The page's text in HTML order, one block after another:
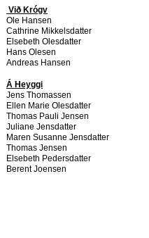
Við Krógv
Ole Hansen
Cathrine Mikkelsdatter
Elsebeth Olesdatter
Hans Olesen
Andreas Hansen
Á Heyggi
Jens Thomassen
Ellen Marie Olesdatter
Thomas Pauli Jensen
Juliane Jensdatter
Maren Susanne Jensdatter
Thomas Jensen
Elsebeth Pedersdatter
Berent Joensen